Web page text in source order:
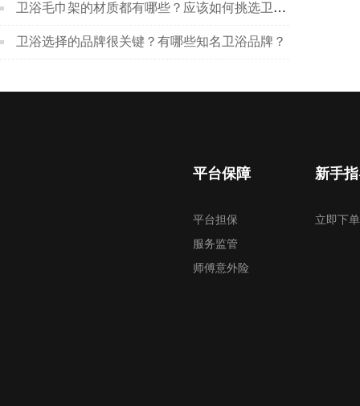
卫浴毛巾架的材质都有哪些？应该如何挑选卫浴毛巾架？
卫浴选择的品牌很关键？有哪些知名卫浴品牌？
平台保障
平台担保
服务监管
师傅意外险
新手
立即下单